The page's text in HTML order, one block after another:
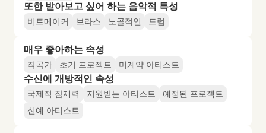
또한 받아보고 싶어 하는 음악적 특성
비트메이커 브라스 노골적인 드럼
매우 좋아하는 속성
작곡가 초기 프로젝트 미계약 아티스트
수신에 개방적인 속성
국제적 잠재력 지원받는 아티스트
예정된 프로젝트
신예 아티스트